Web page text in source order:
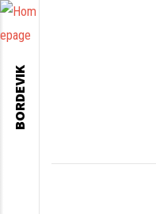
BORDEVIK